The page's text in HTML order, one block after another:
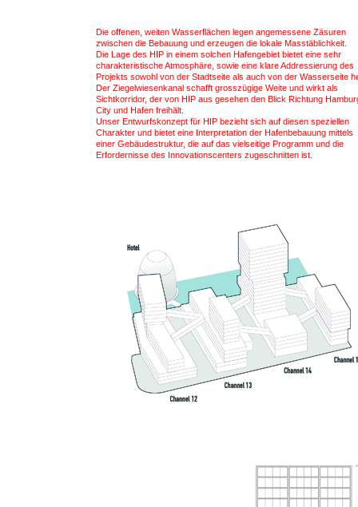
Die offenen, weiten Wasserflächen legen angemessene Zäsuren
zwischen die Bebauung und erzeugen die lokale Masstäblichkeit.
Die Lage des HIP in einem solchen Hafengebiet bietet eine sehr
charakteristische Atmosphäre, sowie eine klare Addressierung des
Projekts sowohl von der Stadtseite als auch von der Wasserseite
Der Ziegelwiesenkanal schafft grosszügige Weite und wirkt als
Sichtkorridor, der von HIP aus gesehen den Blick Richtung
City und Hafen freihält.
Unser Entwurfskonzept für HIP bezieht sich auf diesen speziellen
Charakter und bietet eine Interpretation der Hafenbebauung mittels
einer Gebäudestruktur, die auf das vielseitige Programm und die
Erfordernisse des Innovationscenters zugeschnitten ist.